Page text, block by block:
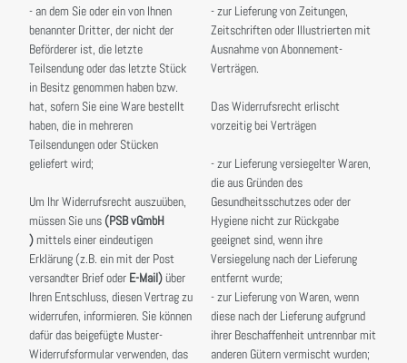
- an dem Sie oder ein von Ihnen
benannter Dritter, der nicht der
Beförderer ist, die letzte
Teilsendung oder das letzte Stück
in Besitz genommen haben bzw.
hat, sofern Sie eine Ware bestellt
haben, die in mehreren
Teilsendungen oder Stücken
geliefert wird;
Um Ihr Widerrufsrecht auszuüben,
müssen Sie uns(PSB vGmbH
)mittels einer eindeutigen
Erklärung (z.B. ein mit der Post
versandter Brief oder E-Mail)über
Ihren Entschluss, diesen Vertrag zu
widerrufen, informieren. Sie können
dafür das beigefügte Muster-
Widerrufsformular verwenden, das
- zur Lieferung von Zeitungen,
Zeitschriften oder Illustrierten mit
Ausnahme von Abonnement-
Verträgen.
Das Widerrufsrecht erlischt
vorzeitig bei Verträgen
- zur Lieferung versiegelter Waren,
die aus Gründen des
Gesundheitsschutzes oder der
Hygiene nicht zur Rückgabe
geeignet sind, wenn ihre
Versiegelung nach der Lieferung
entfernt wurde;
- zur Lieferung von Waren, wenn
diese nach der Lieferung aufgrund
ihrer Beschaffenheit untrennbar mit
anderen Gütern vermischt wurden;